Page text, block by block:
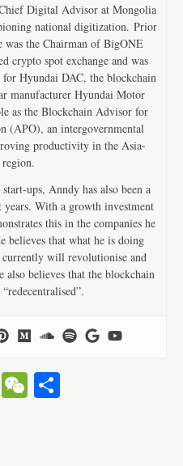
Digital Advisor at Mongolia
national digitization. Prior
was the Chairman of BigONE
crypto spot exchange and was
Hyundai DAC, the blockchain
manufacturer Hyundai Motor
as the Blockchain Advisor for
(APO), an intergovernmental
productivity in the Asia-
ups, Anndy has also been a
With a growth investment
this in the companies he
believes that what he is doing
will revolutionise and
also believes that the blockchain
W W